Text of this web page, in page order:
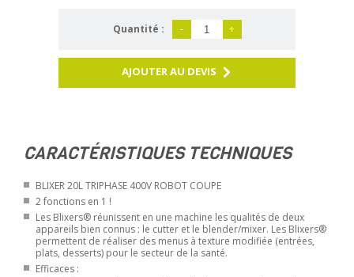
Quantité : - +
AJOUTER AU DEVIS
CARACTÉRISTIQUES TECHNIQUES
BLIXER 20L TRIPHASE 400V ROBOT COUPE
2 fonctions en 1 !
Les Blixers® réunissent en une machine les qualités de deux
appareils bien connus : le cutter et le blender/mixer. Les Blixers®
permettent de réaliser des menus à texture modifiée (entrées,
plats, desserts) pour le secteur de la santé.
Efficaces :